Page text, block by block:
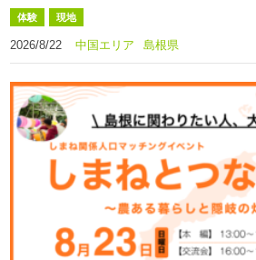
体験 現地
2026/8/22 中国エリア 島根県